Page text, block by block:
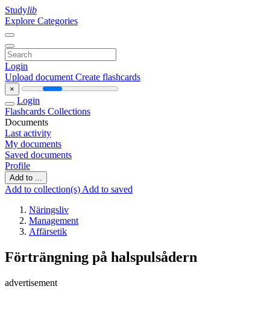
Studylib
Explore Categories
Login
Upload document Create flashcards
×
Login
Flashcards Collections
Documents
Last activity
My documents
Saved documents
Profile
Add to ...
Add to collection(s) Add to saved
Näringsliv
Management
Affärsetik
Förträngning på halspulsådern
advertisement